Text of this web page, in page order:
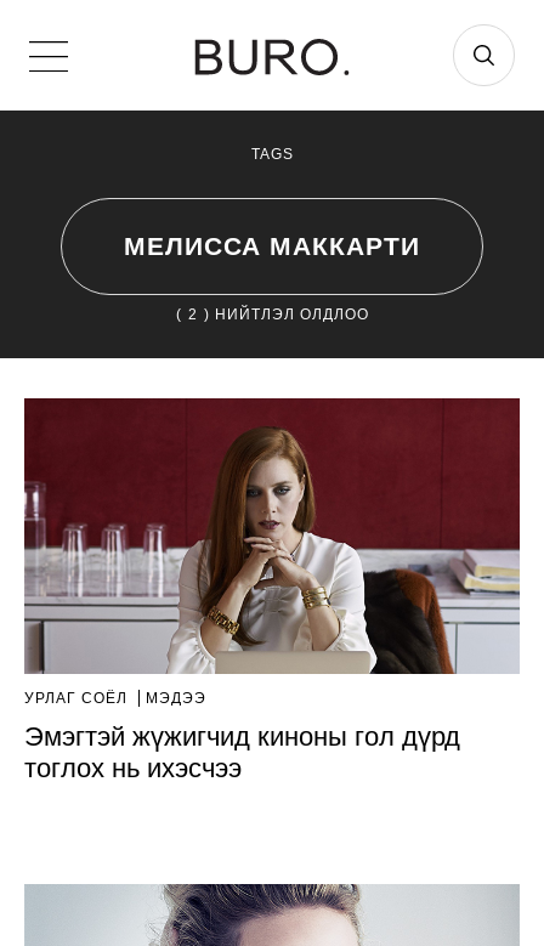
TAGS
МЕЛИССА МАККАРТИ
( 2 ) НИЙТЛЭЛ ОЛДЛОО
УРЛАГ СОЁЛ МЭДЭЭ
Эмэгтэй жүжигчид киноны гол дүрд
тоглох нь ихэсчээ